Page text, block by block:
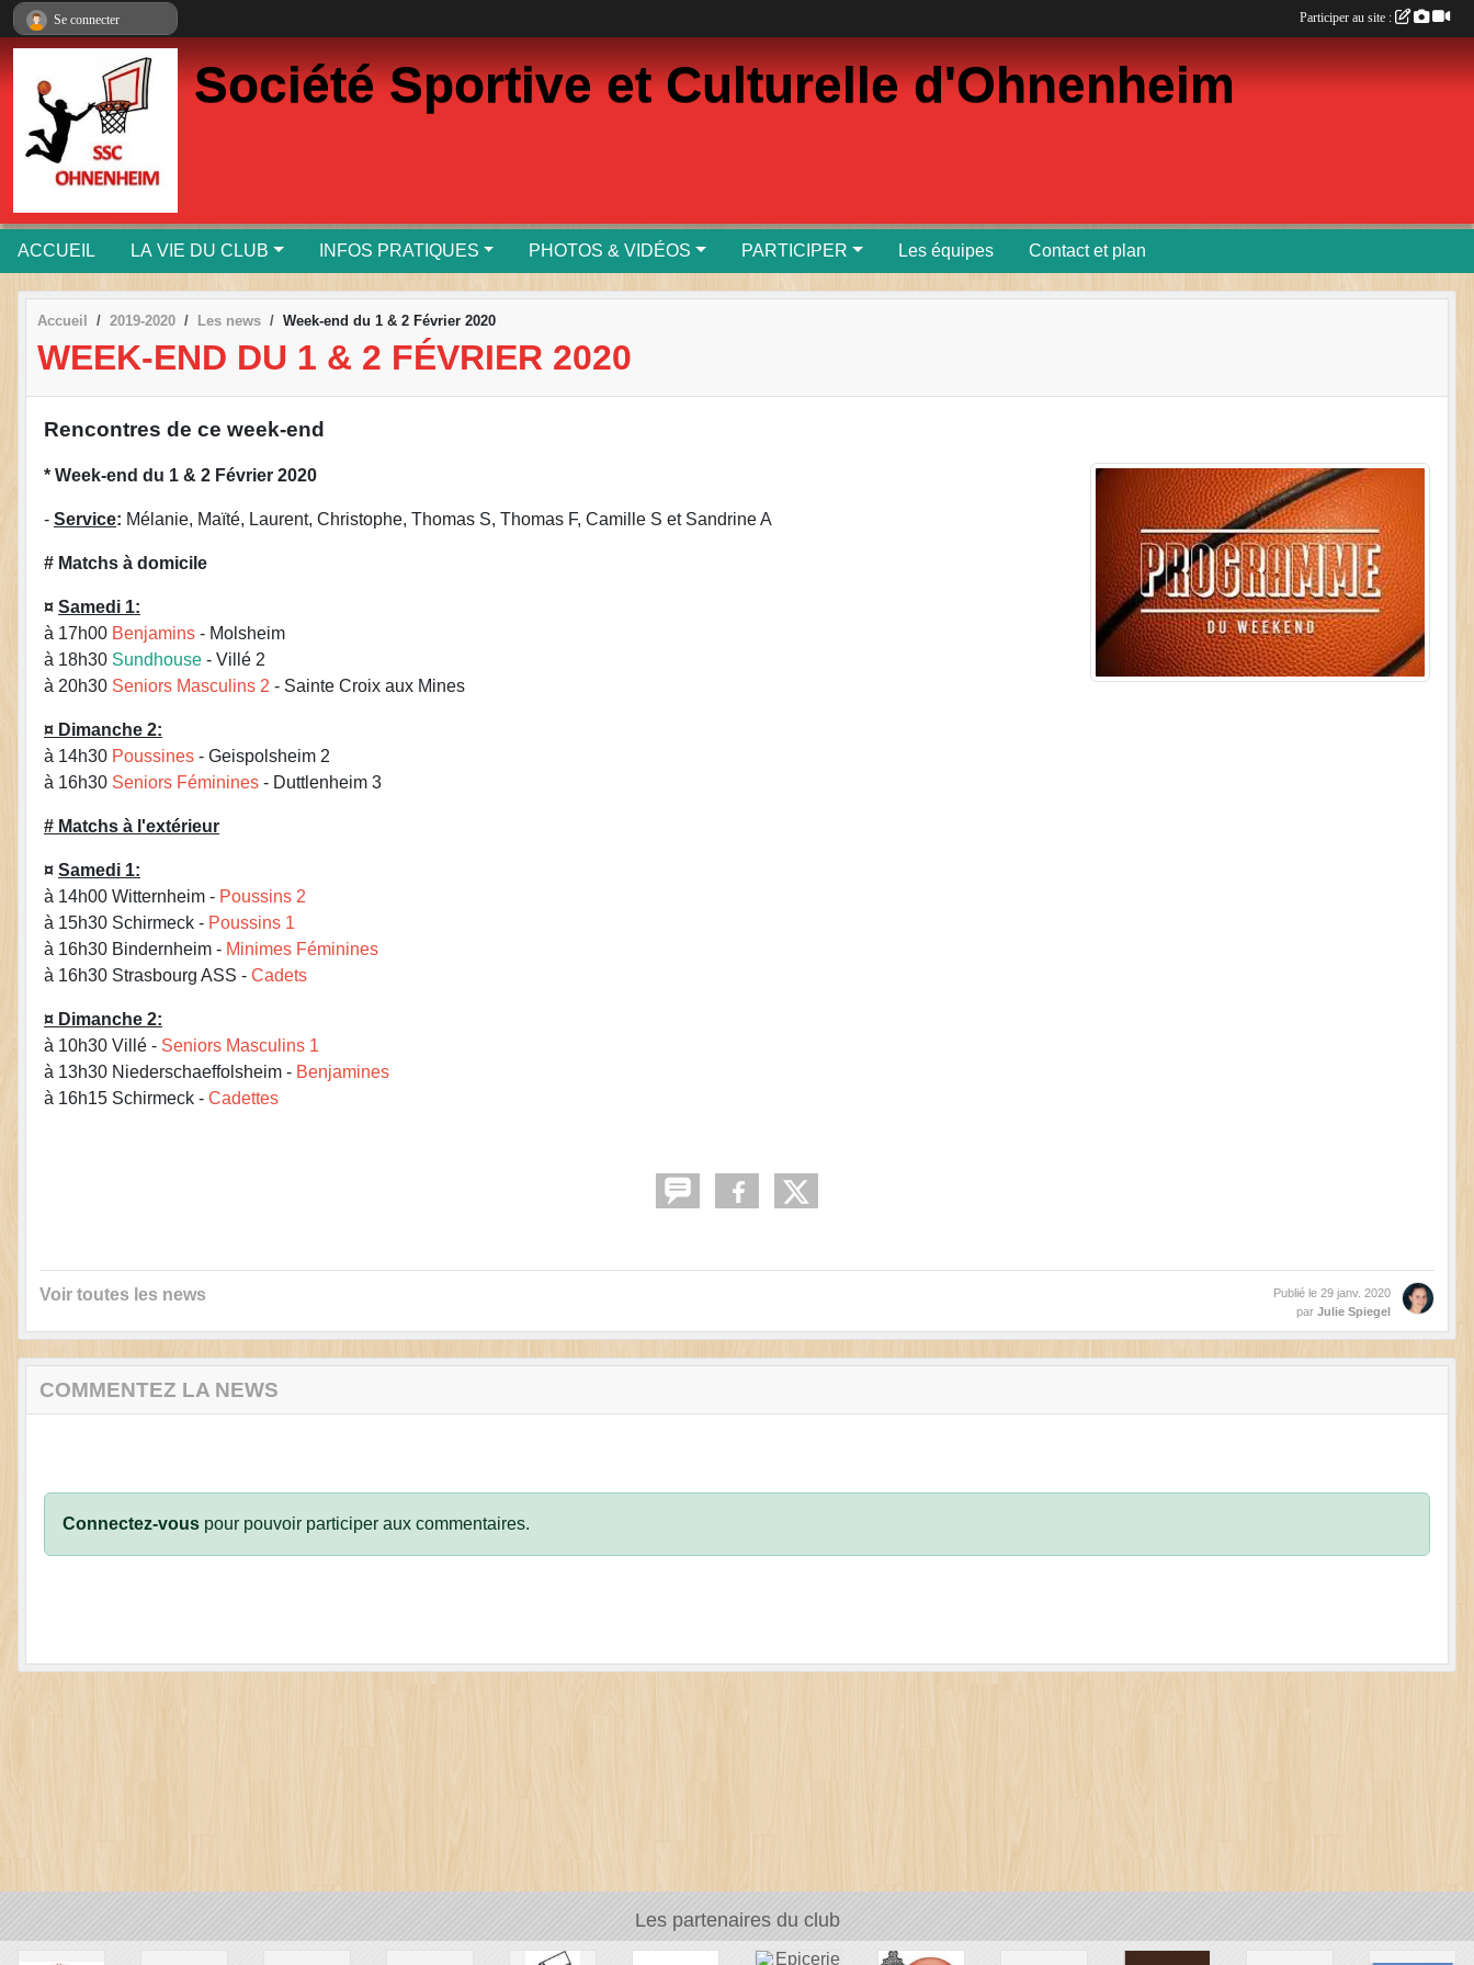
Société Sportive et Culturelle d'Ohnenheim
ACCUEIL LA VIE DU CLUB INFOS PRATIQUES PHOTOS & VIDÉOS PARTICIPER Les équipes Contact et plan
Accueil 2019-2020 Les news Week-end du 1 & 2 Février 2020
WEEK-END DU 1 & 2 FÉVRIER 2020
Rencontres de ce week-end
* Week-end du 1 & 2 Février 2020
- Service: Mélanie, Maïté, Laurent, Christophe, Thomas S, Thomas F, Camille S et Sandrine A
# Matchs à domicile
¤ Samedi 1:
à 17h00 Benjamins - Molsheim
à 18h30 Sundhouse - Villé 2
à 20h30 Seniors Masculins 2 - Sainte Croix aux Mines
¤ Dimanche 2:
à 14h30 Poussines - Geispolsheim 2
à 16h30 Seniors Féminines - Duttlenheim 3
# Matchs à l'extérieur
¤ Samedi 1:
à 14h00 Witternheim - Poussins 2
à 15h30 Schirmeck - Poussins 1
à 16h30 Bindernheim - Minimes Féminines
à 16h30 Strasbourg ASS - Cadets
¤ Dimanche 2:
à 10h30 Villé - Seniors Masculins 1
à 13h30 Niederschaeffolsheim - Benjamines
à 16h15 Schirmeck - Cadettes
Voir toutes les news Publié le 29 janv. 2020
par Julie Spiegel
COMMENTEZ LA NEWS
Connectez-vous pour pouvoir participer aux commentaires.
Les partenaires du club
Se connecter Participer au site :
Panneau de gestion des cookies